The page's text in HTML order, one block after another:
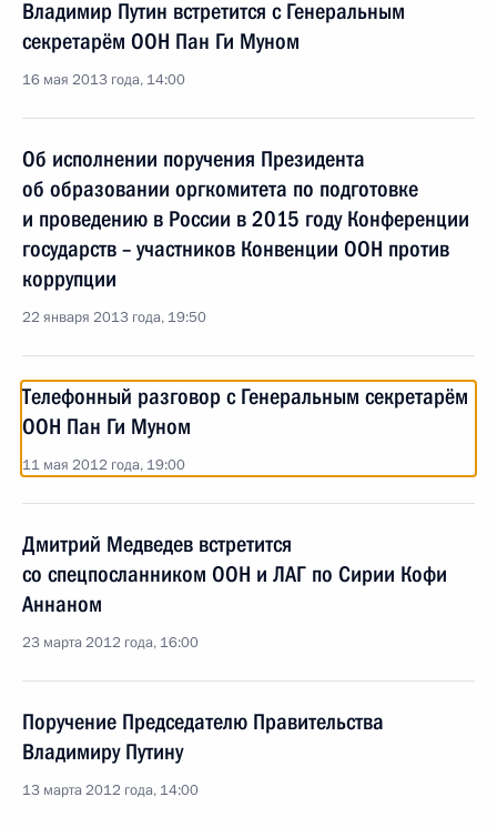
Владимир Путин встретится с Генеральным
секретарём ООН Пан Ги Муном
16 мая 2013 года, 14:00
Об исполнении поручения Президента
об образовании оргкомитета по подготовке
и проведению в России в 2015 году Конференции
государств – участников Конвенции ООН против
коррупции
22 января 2013 года, 19:50
Телефонный разговор с Генеральным секретарём
ООН Пан Ги Муном
11 мая 2012 года, 19:00
Дмитрий Медведев встретится
со спецпосланником ООН и ЛАГ по Сирии Кофи
Аннаном
23 марта 2012 года, 16:00
Поручение Председателю Правительства
Владимиру Путину
13 марта 2012 года, 14:00